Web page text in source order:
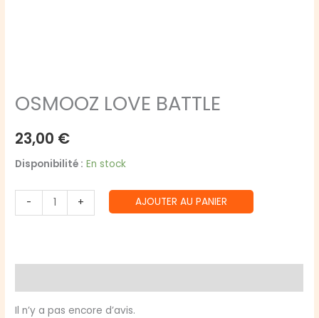
OSMOOZ LOVE BATTLE
23,00 €
Disponibilité : En stock
-
quantité
de
+ AJOUTER AU PANIER
Il n’y a pas encore d’avis.